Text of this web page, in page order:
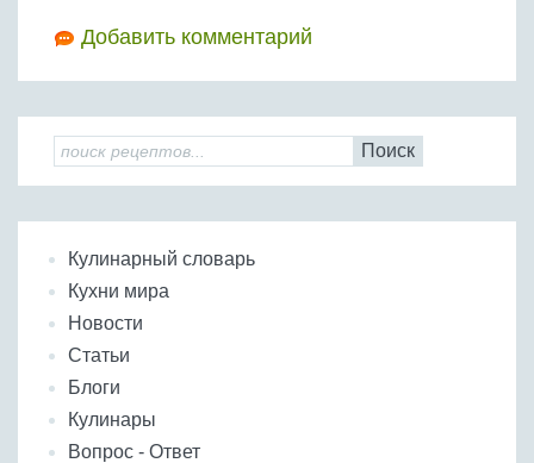
Добавить комментарий
Поиск
Кулинарный словарь
Кухни мира
Новости
Статьи
Блоги
Кулинары
Вопрос - Ответ